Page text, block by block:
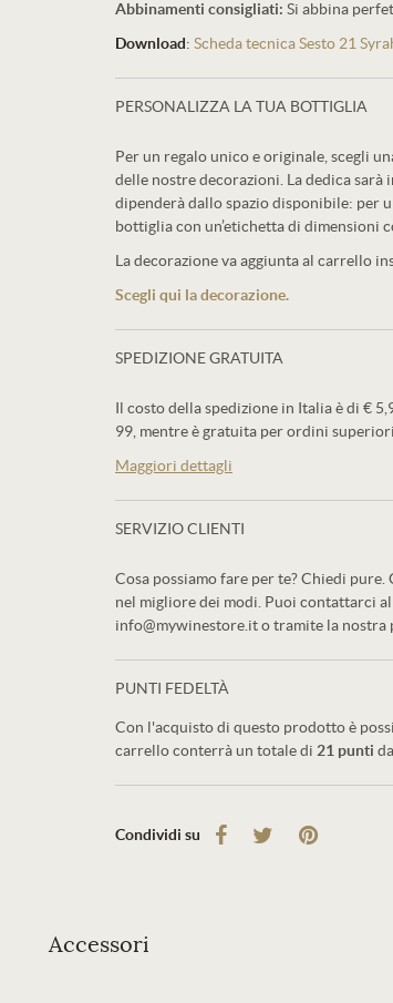
Abbinamenti consigliati: Si abbina
Download: Scheda tecnica Sesto 21
PERSONALIZZA LA TUA BOTTIGLIA
Per un regalo unico e originale, scegli
delle nostre decorazioni. La dedica sarà
dipenderà dallo spazio disponibile: per
bottiglia con un’etichetta di dimensioni
La decorazione va aggiunta al carrello
Scegli qui la decorazione.
SPEDIZIONE GRATUITA
Il costo della spedizione in Italia è di €
99, mentre è gratuita per ordini superiori
Maggiori dettagli
SERVIZIO CLIENTI
Cosa possiamo fare per te? Chiedi
nel migliore dei modi. Puoi contattarci
info@mywinestore.it o tramite la nostra
PUNTI FEDELTÀ
Con l'acquisto di questo prodotto è
carrello conterrà un totale di 21 punti
Condividi su
Accessori